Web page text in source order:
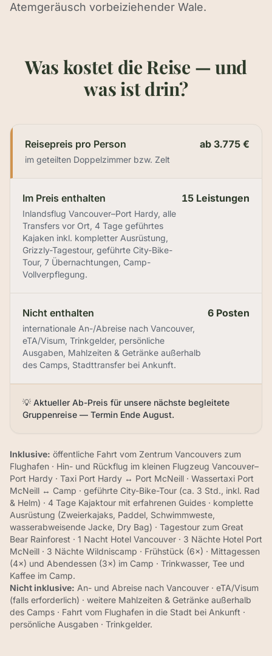
Atemgeräusch vorbeiziehender Wale.
Was kostet die Reise — und
was ist drin?
Reisepreis pro Person
im geteilten Doppelzimmer bzw. Zelt
ab 3.775 €
Im Preis enthalten
Inlandsflug Vancouver–Port Hardy, alle
Transfers vor Ort, 4 Tage geführtes
Kajaken inkl. kompletter Ausrüstung,
Grizzly-Tagestour, geführte City-Bike-
Tour, 7 Übernachtungen, Camp-
Vollverpflegung.
15 Leistungen
Nicht enthalten
internationale An-/Abreise nach Vancouver,
eTA/Visum, Trinkgelder, persönliche
Ausgaben, Mahlzeiten & Getränke außerhalb
des Camps, Stadttransfer bei Ankunft.
6 Posten
💡 Aktueller Ab-Preis für unsere nächste begleitete
Gruppenreise — Termin Ende August.
Inklusive: öffentliche Fahrt vom Zentrum Vancouvers zum
Flughafen · Hin- und Rückflug im kleinen Flugzeug Vancouver–
Port Hardy · Taxi Port Hardy ↔ Port McNeill · Wassertaxi Port
McNeill ↔ Camp · geführte City-Bike-Tour (ca. 3 Std., inkl. Rad
& Helm) · 4 Tage Kajaktour mit erfahrenen Guides · komplette
Ausrüstung (Zweierkajaks, Paddel, Schwimmweste,
wasserabweisende Jacke, Dry Bag) · Tagestour zum Great
Bear Rainforest · 1 Nacht Hotel Vancouver · 3 Nächte Hotel Port
McNeill · 3 Nächte Wildniscamp · Frühstück (6×) · Mittagessen
(4×) und Abendessen (3×) im Camp · Trinkwasser, Tee und
Kaffee im Camp.
Nicht inklusive: An- und Abreise nach Vancouver · eTA/Visum
(falls erforderlich) · weitere Mahlzeiten & Getränke außerhalb
des Camps · Fahrt vom Flughafen in die Stadt bei Ankunft ·
persönliche Ausgaben · Trinkgelder.